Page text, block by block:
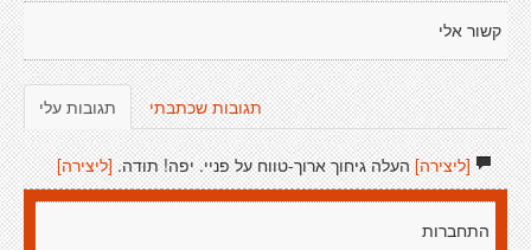
קשור אלי
תגובות עלי תגובות שכתבתי
[ליצירה]העלה גיחוך ארוך-טווח על פניי. יפה! תודה.[ליצירה]
התחברות